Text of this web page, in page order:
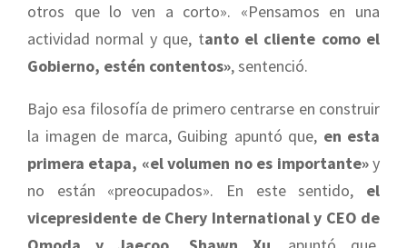
otros que lo ven a corto». «Pensamos en una
actividad normal y que, tanto el cliente como el
Gobierno, estén contentos», sentenció.
Bajo esa filosofía de primero centrarse en construir
la imagen de marca, Guibing apuntó que, en esta
primera etapa, «el volumen no es importante»y
no están «preocupados». En este sentido, el
vicepresidente de Chery International y CEO de